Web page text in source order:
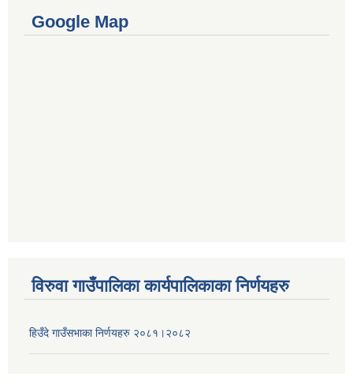
Google Map
विरुवा गाउँपालिका कार्यपालिकाका निर्णयहरु
हिउँदे गाउँसभाका निर्णयहरु २०८१।२०८२